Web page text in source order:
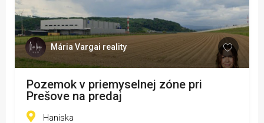
Mária Vargai reality
Pozemok v priemyselnej zóne pri
Prešove na predaj
Haniska